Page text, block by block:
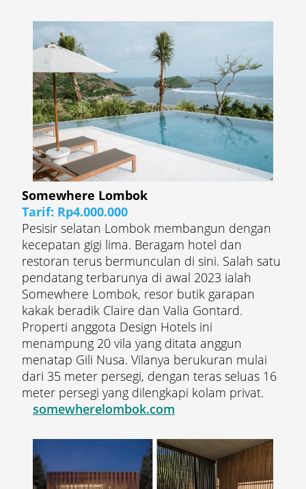
Somewhere Lombok
Tarif: Rp4.000.000
Pesisir selatan Lombok membangun dengan
kecepatan gigi lima. Beragam hotel dan
restoran terus bermunculan di sini. Salah satu
pendatang terbarunya di awal 2023 ialah
Somewhere Lombok, resor butik garapan
kakak beradik Claire dan Valia Gontard.
Properti anggota Design Hotels ini
menampung 20 vila yang ditata anggun
menatap Gili Nusa. Vilanya berukuran mulai
dari 35 meter persegi, dengan teras seluas 16
meter persegi yang dilengkapi kolam privat.
somewherelombok.com